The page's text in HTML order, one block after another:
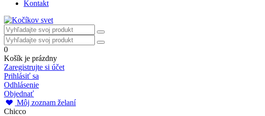
Kontakt
0
Košík je prázdny
Zaregistrujte si účet
Prihlásiť sa
Odhlásenie
Objednať
Môj zoznam želaní
Chicco